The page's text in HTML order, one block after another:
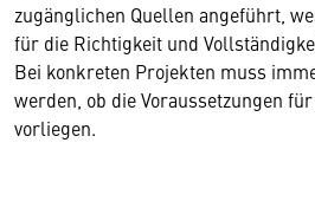
zugänglichen Quellen angeführt,
für die Richtigkeit und
Bei konkreten Projekten muss
werden, ob die Voraussetzungen
vorliegen.